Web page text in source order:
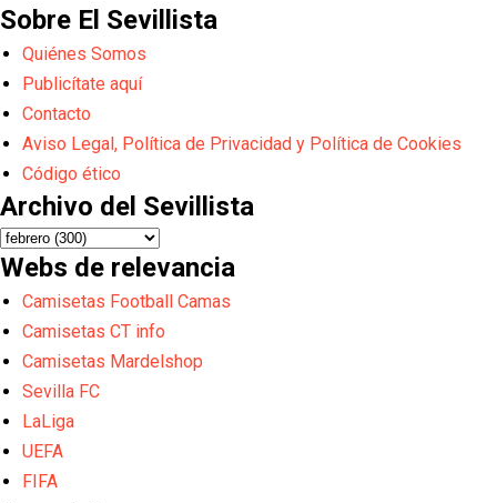
Sobre El Sevillista
Quiénes Somos
Publicítate aquí
Contacto
Aviso Legal, Política de Privacidad y Política de Cookies
Código ético
Archivo del Sevillista
Webs de relevancia
Camisetas Football Camas
Camisetas CT info
Camisetas Mardelshop
Sevilla FC
LaLiga
UEFA
FIFA